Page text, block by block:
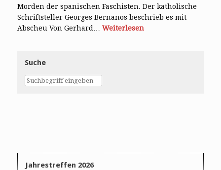
Morden der spanischen Faschisten. Der katholische
Schriftsteller Georges Bernanos beschrieb es mit
Abscheu Von Gerhard… Weiterlesen
Suche
Jahrestreffen 2026